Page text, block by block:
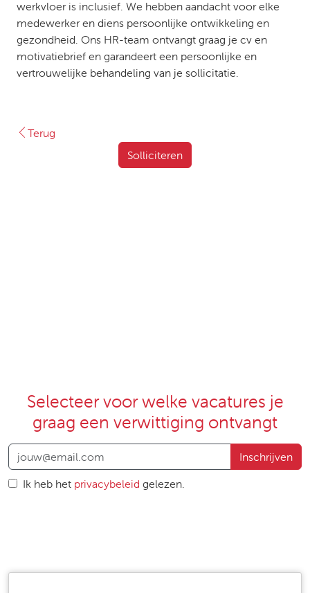
werkvloer is inclusief. We hebben aandacht voor elke
medewerker en diens persoonlijke ontwikkeling en
gezondheid. Ons HR-team ontvangt graag je cv en
motivatiebrief en garandeert een persoonlijke en
vertrouwelijke behandeling van je sollicitatie.
Terug
Solliciteren
Selecteer voor welke vacatures je
graag een verwittiging ontvangt
Inschrijven
Ik heb het privacybeleid gelezen.